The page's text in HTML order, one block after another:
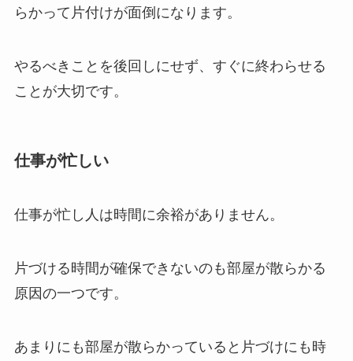
らかって片付けが面倒になります。
やるべきことを後回しにせず、すぐに終わらせる
ことが大切です。
仕事が忙しい
仕事が忙し人は時間に余裕がありません。
片づける時間が確保できないのも部屋が散らかる
原因の一つです。
あまりにも部屋が散らかっていると片づけにも時